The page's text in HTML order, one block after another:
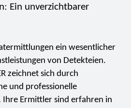
Ein unverzichtbarer
ein wesentlicher
von Detekteien.
zeichnet sich durch
und professionelle
Ihre Ermittler sind erfahren in